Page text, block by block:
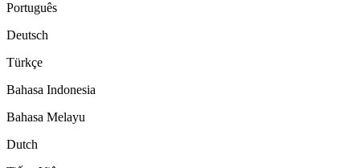
Português
Deutsch
Türkçe
Bahasa Indonesia
Bahasa Melayu
Dutch